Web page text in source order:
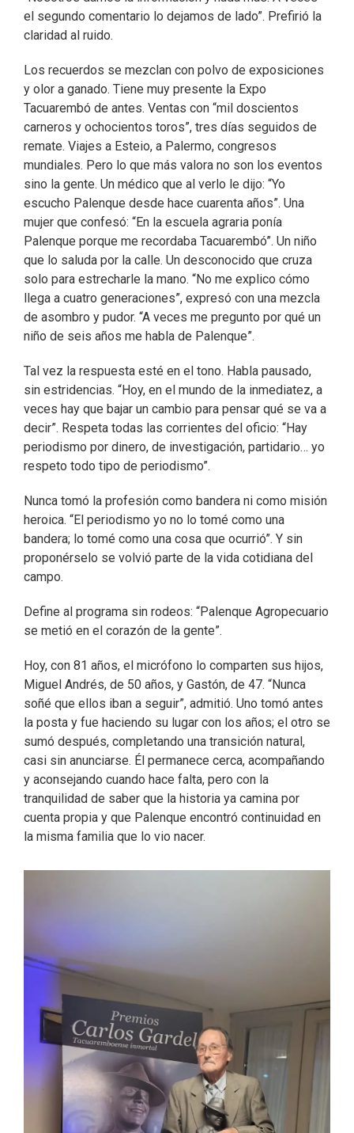
el segundo comentario lo dejamos de lado”. Prefirió la
claridad al ruido.
Los recuerdos se mezclan con polvo de exposiciones
y olor a ganado. Tiene muy presente la Expo
Tacuarembó de antes. Ventas con “mil doscientos
carneros y ochocientos toros”, tres días seguidos de
remate. Viajes a Esteio, a Palermo, congresos
mundiales. Pero lo que más valora no son los eventos
sino la gente. Un médico que al verlo le dijo: “Yo
escucho Palenque desde hace cuarenta años”. Una
mujer que confesó: “En la escuela agraria ponía
Palenque porque me recordaba Tacuarembó”. Un niño
que lo saluda por la calle. Un desconocido que cruza
solo para estrecharle la mano. “No me explico cómo
llega a cuatro generaciones”, expresó con una mezcla
de asombro y pudor. “A veces me pregunto por qué un
niño de seis años me habla de Palenque”.
Tal vez la respuesta esté en el tono. Habla pausado,
sin estridencias. “Hoy, en el mundo de la inmediatez, a
veces hay que bajar un cambio para pensar qué se va a
decir”. Respeta todas las corrientes del oficio: “Hay
periodismo por dinero, de investigación, partidario… yo
respeto todo tipo de periodismo”.
Nunca tomó la profesión como bandera ni como misión
heroica. “El periodismo yo no lo tomé como una
bandera; lo tomé como una cosa que ocurrió”. Y sin
proponérselo se volvió parte de la vida cotidiana del
campo.
Define al programa sin rodeos: “Palenque Agropecuario
se metió en el corazón de la gente”.
Hoy, con 81 años, el micrófono lo comparten sus hijos,
Miguel Andrés, de 50 años, y Gastón, de 47. “Nunca
soñé que ellos iban a seguir”, admitió. Uno tomó antes
la posta y fue haciendo su lugar con los años; el otro se
sumó después, completando una transición natural,
casi sin anunciarse. Él permanece cerca, acompañando
y aconsejando cuando hace falta, pero con la
tranquilidad de saber que la historia ya camina por
cuenta propia y que Palenque encontró continuidad en
la misma familia que lo vio nacer.